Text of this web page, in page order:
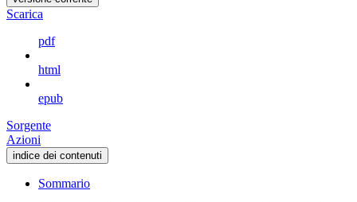
Scarica
pdf
html
epub
Sorgente
Azioni
indice dei contenuti
Sommario